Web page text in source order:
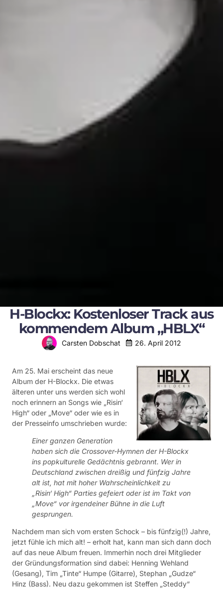
H-Blockx: Kostenloser Track aus
kommendem Album „HBLX“
Carsten Dobschat 26. April 2012
Am 25. Mai erscheint das neue
Album der H-Blockx. Die etwas
älteren unter uns werden sich wohl
noch erinnern an Songs wie „Risin‘
High“ oder „Move“ oder wie es in
der Presseinfo umschrieben wurde:
Einer ganzen Generation
haben sich die Crossover-Hymnen der H-Blockx
ins popkulturelle Gedächtnis gebrannt. Wer in
Deutschland zwischen dreißig und fünfzig Jahre
alt ist, hat mit hoher Wahrscheinlichkeit zu
„Risin‘ High“ Parties gefeiert oder ist im Takt von
„Move“ vor irgendeiner Bühne in die Luft
gesprungen.
Nachdem man sich vom ersten Schock – bis fünfzig(!) Jahre,
jetzt fühle ich mich alt! – erholt hat, kann man sich dann doch
auf das neue Album freuen. Immerhin noch drei Mitglieder
der Gründungsformation sind dabei: Henning Wehland
(Gesang), Tim „Tinte“ Humpe (Gitarre), Stephan „Gudze“
Hinz (Bass). Neu dazu gekommen ist Steffen „Steddy“